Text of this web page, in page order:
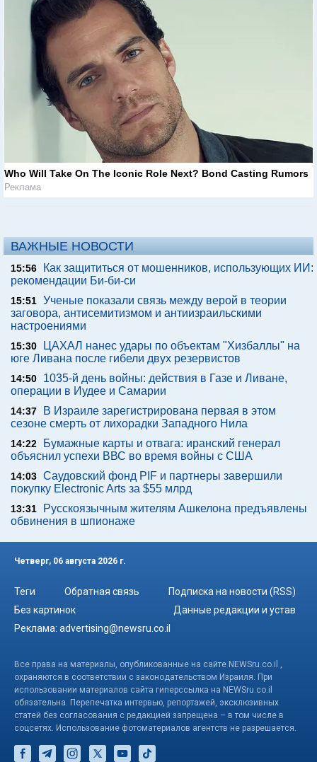
Who Will Take On The Iconic Role Next? Bond Casting Rumors
Реклама
ВАЖНЫЕ НОВОСТИ
15:56
Как защититься от мошенников, использующих ИИ:
рекомендации Би-би-си
15:51 Ученые показали связь между верой в теории
заговора, антисемитизмом и антиизраильскими
настроениями
15:30
ЦАХАЛ нанес удары по объектам "Хизбаллы" на
юге Ливана после гибели двух резервистов
14:50
1035-й день войны: действия в Газе и Ливане,
операции в Иудее и Самарии
14:37
В Израиле зарегистрирована первая в этом
сезоне смерть от лихорадки Западного Нила
14:22
Бумажные карты и отвага: иранский генерал
объяснил успехи ВВС во время войны с США
14:03 Саудовский фонд PIF и партнеры завершили
покупку Electronic Arts за $55 млрд
13:31
Русскоязычным жителям Ашкелона предъявлены
обвинения в шпионаже
Четверг, 06 августа 2026 г.
Теги Обратная связь
Подписка на новости (RSS)
Без картинок
Данные редакции и устав
Реклама: advertising@newsru.co.il
Все права на материалы, опубликованные на сайте NEWSru.co.il ,
охраняются в соответствии с законодательством Израиля. При
использовании материалов сайта гиперссылка на NEWSru.co.il
обязательна. Перепечатка интервью, репортажей, эксклюзивных
статей без согласования с редакцией запрещена – в том числе в
соцсетях. Использование фотоматериалов агентств не разрешается.